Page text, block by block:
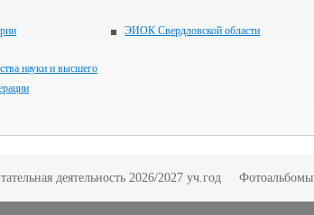
ЭИОК Свердловской области
науки и высшего
деятельность 2026/2027 уч.год Фотоальбомы